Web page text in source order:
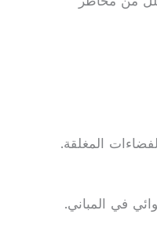
المغلقة.
في المباني.